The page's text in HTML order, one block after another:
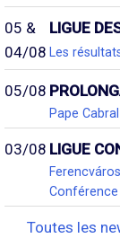
05 &
04/08
LIGUE
Les
05/08
Pape
03/08 LIGUE
Conférence
Toutes les